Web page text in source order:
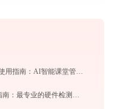
班级优化大师完全使用指南：AI智能课堂管理的注册、实操与效率提升全攻略（2026最新）
AIDA64完全使用指南：最专业的硬件检测与系统诊断工具从入门到精通（2026最新）